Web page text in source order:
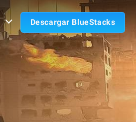
Descargar BlueStacks